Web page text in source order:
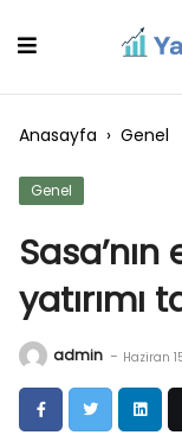
Anasayfa › Genel
Genel
yatırımı
admin - Haziran